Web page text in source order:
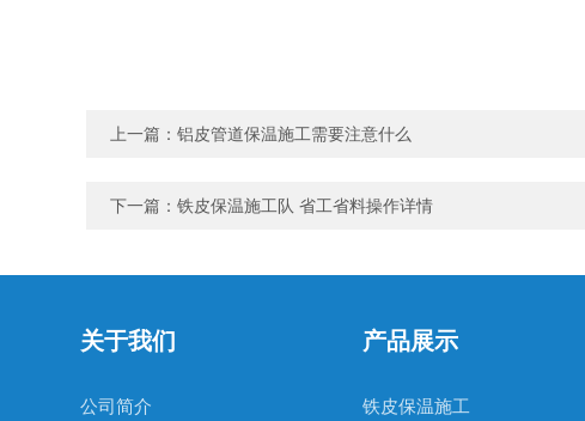
上一篇： 铝皮管道保温施工需要注意什么
下一篇： 铁皮保温施工队 省工省料操作详情
关于我们
公司简介
产品展示
铁皮保温施工